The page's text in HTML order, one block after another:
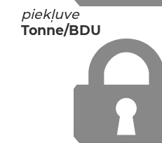
piekļuve
Tonne/BDU